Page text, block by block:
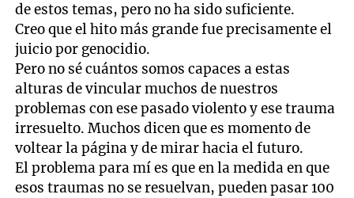
de estos temas, pero no ha sido suficiente.
Creo que el hito más grande fue precisamente el
juicio por genocidio.
Pero no sé cuántos somos capaces a estas
alturas de vincular muchos de nuestros
problemas con ese pasado violento y ese trauma
irresuelto. Muchos dicen que es momento de
voltear la página y de mirar hacia el futuro.
El problema para mí es que en la medida en que
esos traumas no se resuelvan, pueden pasar 100